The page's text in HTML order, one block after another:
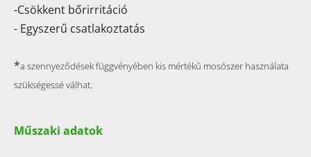
-Csökkent bőrirritáció
- Egyszerű csatlakoztatás
*a szennyeződések függvényében kis mértékű mosószer használata
szükségessé válhat.
Műszaki adatok